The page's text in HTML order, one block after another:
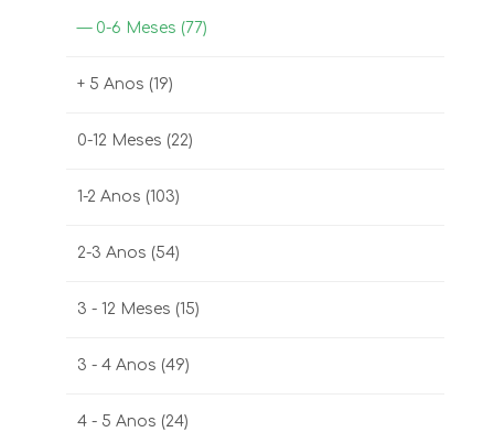
— 0-6 Meses (77)
+ 5 Anos (19)
0-12 Meses (22)
1-2 Anos (103)
2-3 Anos (54)
3 - 12 Meses (15)
3 - 4 Anos (49)
4 - 5 Anos (24)